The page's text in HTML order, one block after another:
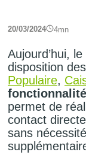
20/03/2024 4mn
Aujourd’hui, le
disposition
Populaire,
permet de
contact
sans